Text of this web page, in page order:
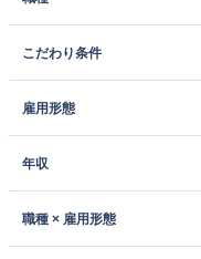
こだわり条件
雇用形態
年収
職種 × 雇用形態